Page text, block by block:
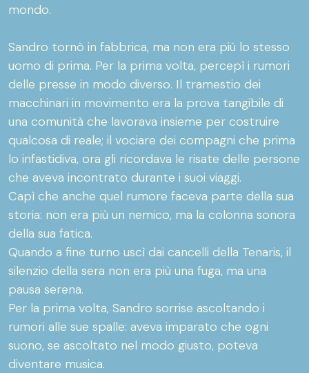
mondo.
Sandro tornò in fabbrica, ma non era più lo stesso
uomo di prima. Per la prima volta, percepì i rumori
delle presse in modo diverso. Il tramestio dei
macchinari in movimento era la prova tangibile di
una comunità che lavorava insieme per costruire
qualcosa di reale; il vociare dei compagni che prima
lo infastidiva, ora gli ricordava le risate delle persone
che aveva incontrato durante i suoi viaggi.
Capì che anche quel rumore faceva parte della sua
storia: non era più un nemico, ma la colonna sonora
della sua fatica.
Quando a fine turno uscì dai cancelli della Tenaris, il
silenzio della sera non era più una fuga, ma una
pausa serena.
Per la prima volta, Sandro sorrise ascoltando i
rumori alle sue spalle: aveva imparato che ogni
suono, se ascoltato nel modo giusto, poteva
diventare musica.